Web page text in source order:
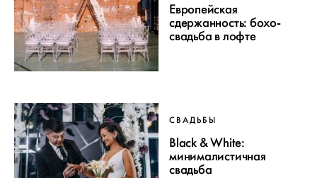
Европейская
сдержанность: бохо-
свадьба в лофте
СВАДЬБЫ
Black & White:
минималистичная
свадьба